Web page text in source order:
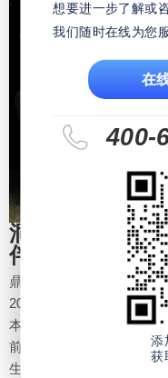
洞察三：从“系
伴”
鼎捷数智在越南的深耕，
2008年进入越南市场以
本地及中资企业超过550
前鼎捷在越南的服务团队
生管、工艺等专业知识的
想要进一步了解或
我们随时在线为您
在
400-
添
获